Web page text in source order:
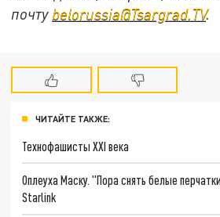
почту belorussia@Tsargrad.TV.
ЧИТАЙТЕ ТАКЖЕ:
Технофашисты XXI века
Оплеуха Маску. "Пора снять белые
Starlink